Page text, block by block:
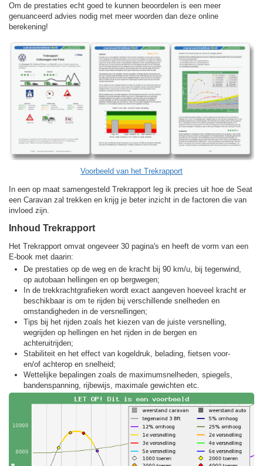
Om de prestaties echt goed te kunnen beoordelen is een meer
genuanceerd advies nodig met meer woorden dan deze online
berekening!
Voorbeeld van het Trekrapport
In een op maat samengesteld Trekrapport leg ik precies uit hoe de Seat
een Caravan zal trekken en krijg je beter inzicht in de factoren die van
invloed zijn.
Inhoud Trekrapport
Het Trekrapport omvat ongeveer 30 pagina's en heeft de vorm van een
E-book met daarin:
De prestaties op de weg en de kracht bij 90 km/u, bij tegenwind,
op autobaan hellingen en op bergwegen;
In de trekkracht­grafieken wordt exact aangeven hoeveel kracht er
beschikbaar is om te rijden bij verschillende snelheden en
omstandigheden in de versnellingen;
Tips bij het rijden zoals het kiezen van de juiste versnelling,
wegrijden op hellingen en het rijden in de bergen en
achteruitrijden;
Stabiliteit en het effect van kogeldruk, belading, fietsen voor-
en/of achterop en snelheid;
Wettelijke bepalingen zoals de maximumsnelheden, spiegels,
bandenspanning, rijbewijs, maximale gewichten etc.